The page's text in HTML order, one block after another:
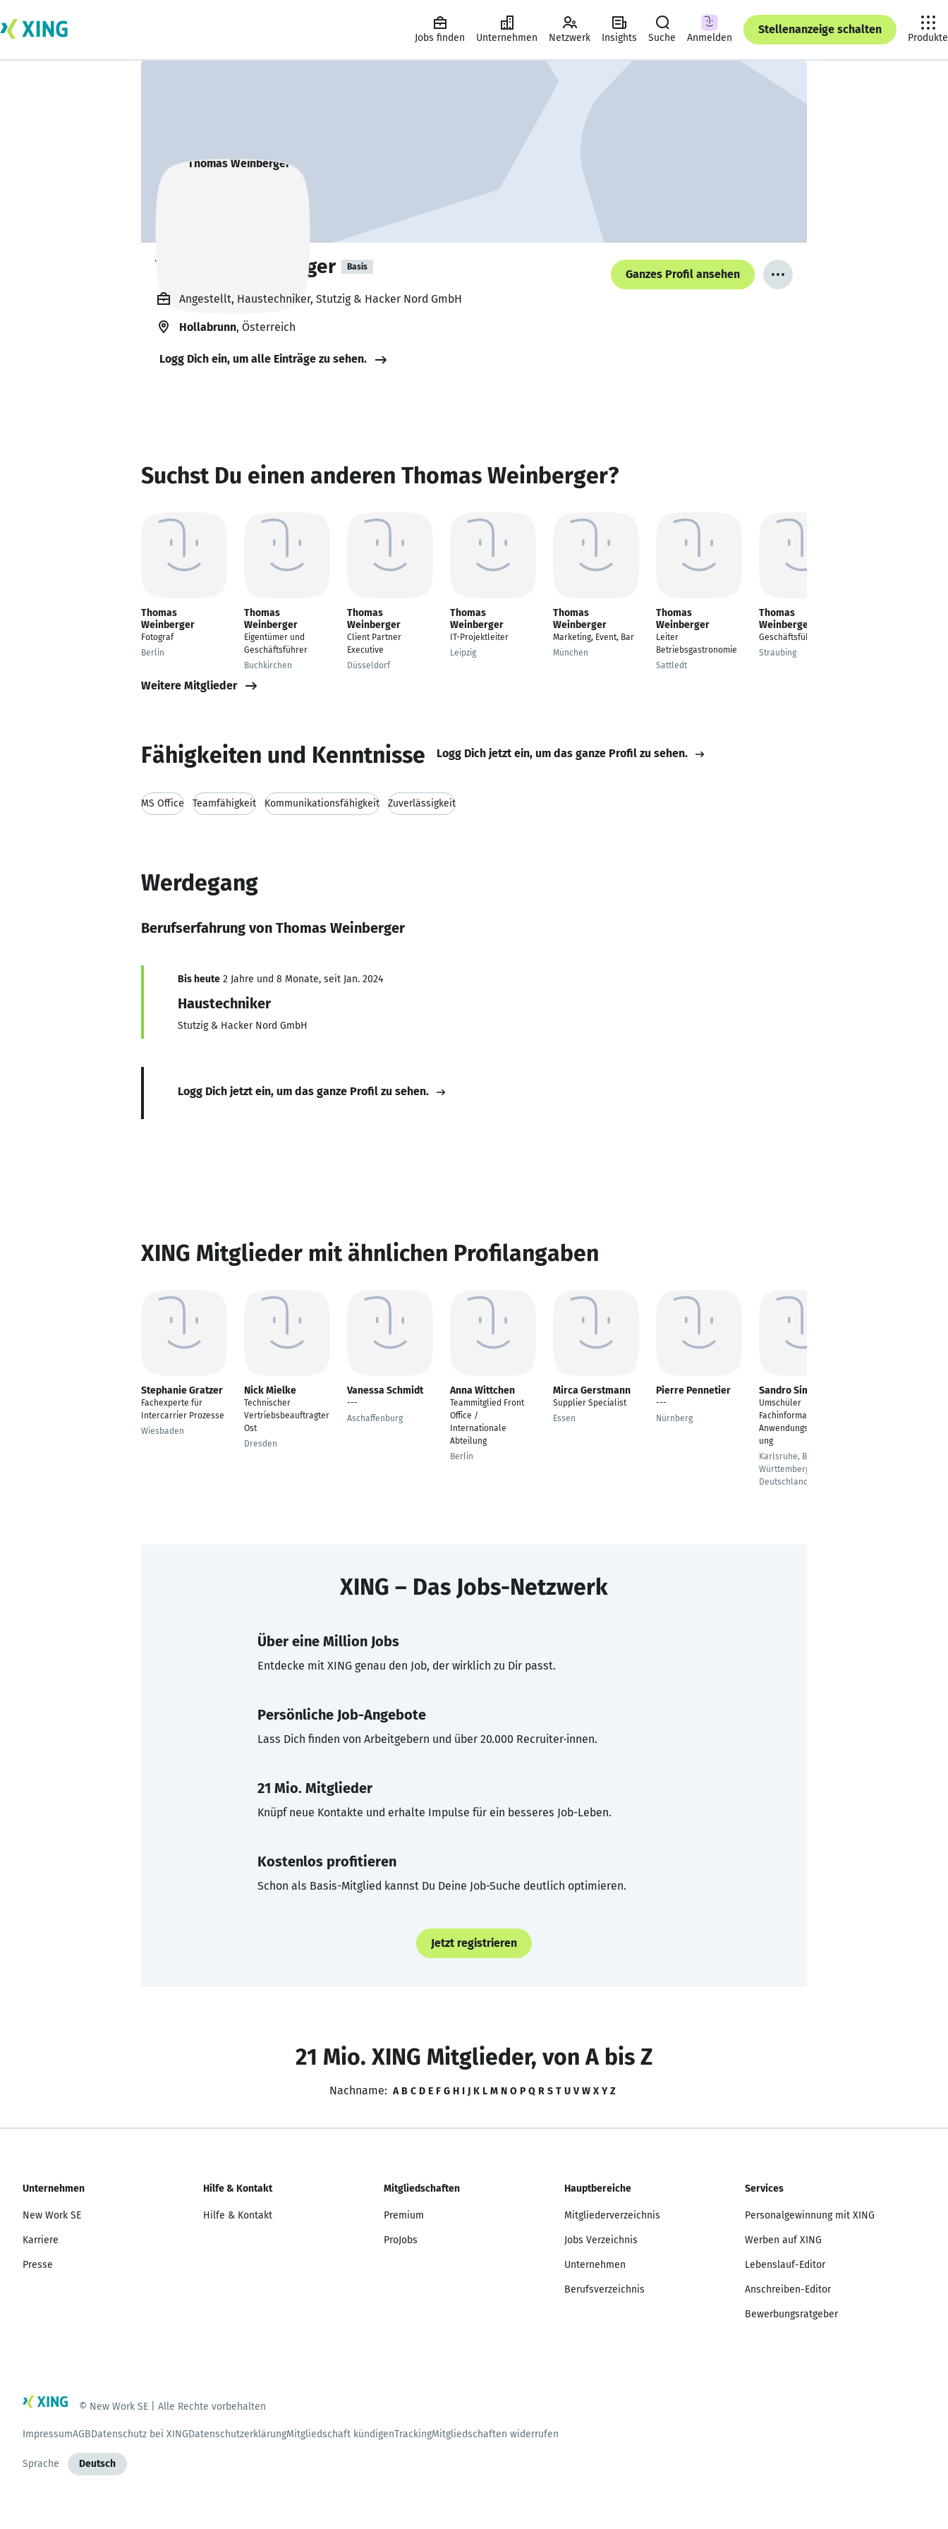
Jobs finden Unternehmen Netzwerk Insights Suche Anmelden
Stellenanzeige schalten
Produkte
Thomas Weinberger Basis
Ganzes Profil ansehen
Angestellt, Haustechniker, Stutzig & Hacker Nord GmbH
Hollabrunn, Österreich
Logg Dich ein, um alle Einträge zu sehen.
Suchst Du einen anderen Thomas Weinberger?
Thomas
Weinberger
Fotograf
Berlin
Thomas
Weinberger
Eigentümer und
Geschäftsführer
Buchkirchen
Thomas
Weinberger
Client Partner
Executive
Düsseldorf
Thomas
Weinberger
IT-Projektleiter
Leipzig
Thomas
Weinberger
Marketing, Event, Bar
München
Thomas
Weinberger
Leiter
Betriebsgastronomie
Sattledt
Thomas
Weinberger
Geschäftsführer (CEO)
Straubing
Weitere Mitglieder
Fähigkeiten und Kenntnisse Logg Dich jetzt ein, um das ganze Profil zu sehen.
MS Office Teamfähigkeit Kommunikationsfähigkeit Zuverlässigkeit
Werdegang
Berufserfahrung von Thomas Weinberger
Bis heute 2 Jahre und 8 Monate, seit Jan. 2024
Haustechniker
Stutzig & Hacker Nord GmbH
Logg Dich jetzt ein, um das ganze Profil zu sehen.
XING Mitglieder mit ähnlichen Profilangaben
Stephanie Gratzer
Fachexperte für
Intercarrier Prozesse
Wiesbaden
Nick Mielke
Technischer
Vertriebsbeauftragter
Ost
Dresden
Vanessa Schmidt
---
Aschaffenburg
Anna Wittchen
Teammitglied Front
Office /
Internationale
Abteilung
Berlin
Mirca Gerstmann
Supplier Specialist
Essen
Pierre Pennetier
---
Nürnberg
Sandro Simperl
Umschüler
Fachinformatiker
Anwendungsentwickl
ung
Karlsruhe, Baden-
Württemberg,
Deutschland
XING – Das Jobs-Netzwerk
Über eine Million Jobs
Entdecke mit XING genau den Job, der wirklich zu Dir passt.
Persönliche Job-Angebote
Lass Dich finden von Arbeitgebern und über 20.000 Recruiter·innen.
21 Mio. Mitglieder
Knüpf neue Kontakte und erhalte Impulse für ein besseres Job-Leben.
Kostenlos profitieren
Schon als Basis-Mitglied kannst Du Deine Job-Suche deutlich optimieren.
Jetzt registrieren
21 Mio. XING Mitglieder, von A bis Z
Nachname: A B C D E F G H I J K L M N O P Q R S T U V W X Y Z
Unternehmen
New Work SE
Karriere
Presse
Hilfe & Kontakt
Hilfe & Kontakt
Mitgliedschaften
Premium
ProJobs
Hauptbereiche
Mitgliederverzeichnis
Jobs Verzeichnis
Unternehmen
Berufsverzeichnis
Services
Personalgewinnung mit XING
Werben auf XING
Lebenslauf-Editor
Anschreiben-Editor
Bewerbungsratgeber
© New Work SE | Alle Rechte vorbehalten
ImpressumAGBDatenschutz bei XINGDatenschutzerklärungMitgliedschaft kündigenTrackingMitgliedschaften widerrufen
Sprache Deutsch